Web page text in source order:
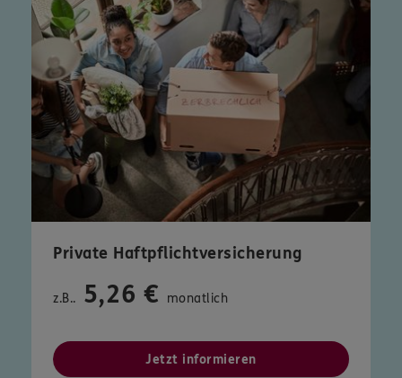
Private Haftpflichtversicherung
z.B.. 5,26 € monatlich
Jetzt informieren